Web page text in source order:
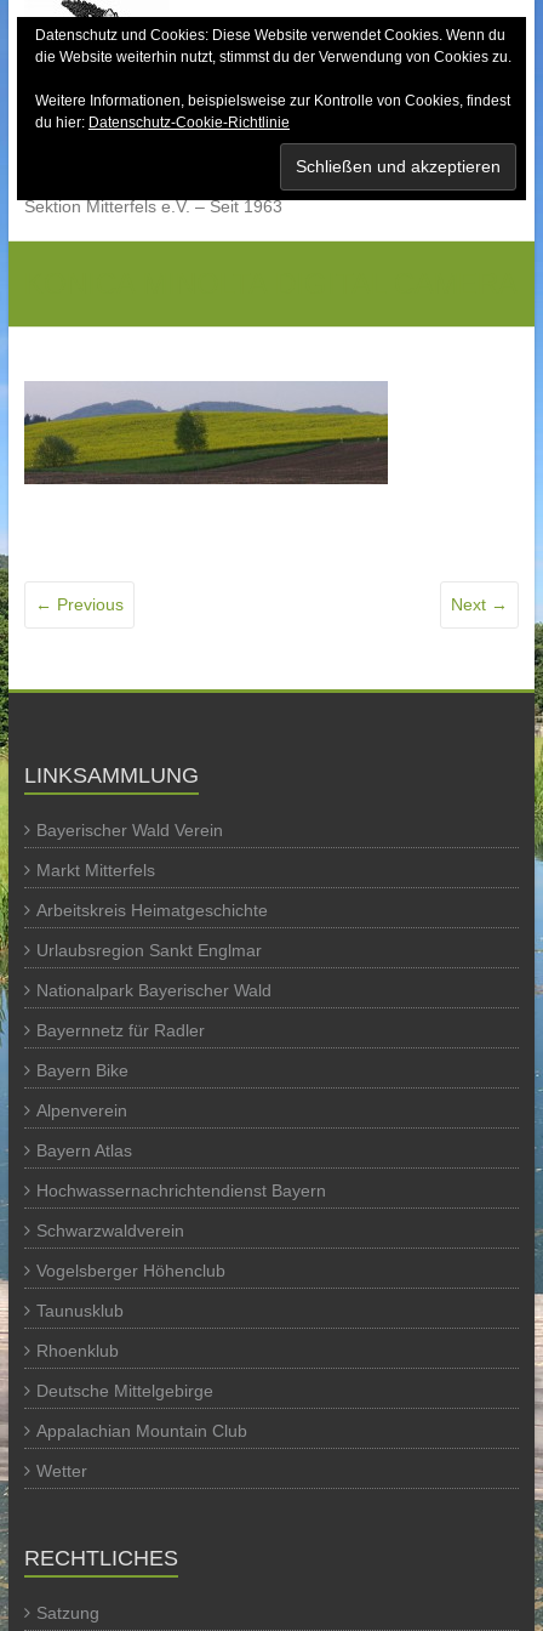
content
Bayerischer Wald-
Sektion Mitterfels e.V. – Seit 1963
← Previous Next →
LINKSAMMLUNG
Bayerischer Wald Verein
Markt Mitterfels
Arbeitskreis Heimatgeschichte
Urlaubsregion Sankt Englmar
Nationalpark Bayerischer Wald
Bayernnetz für Radler
Bayern Bike
Alpenverein
Bayern Atlas
Hochwassernachrichtendienst Bayern
Schwarzwaldverein
Vogelsberger Höhenclub
Taunusklub
Rhoenklub
Deutsche Mittelgebirge
Appalachian Mountain Club
Wetter
RECHTLICHES
Satzung
Datenschutz und Cookies: Diese Website verwendet Cookies. Wenn du
die Website weiterhin nutzt, stimmst du der Verwendung von Cookies zu.
Weitere Informationen, beispielsweise zur Kontrolle von Cookies, findest
du hier: Datenschutz-Cookie-Richtlinie